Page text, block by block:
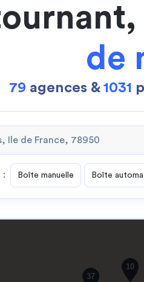
de
79 agences & 1031
: Boîte manuelle Boîte
37
10